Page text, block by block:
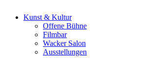
Kunst & Kultur
Offene Bühne
Filmbar
Wacker Salon
Ausstellungen